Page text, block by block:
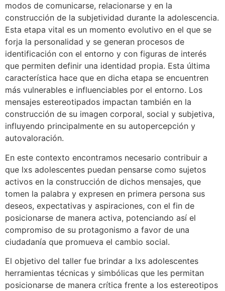
modos de comunicarse, relacionarse y en la
construcción de la subjetividad durante la adolescencia.
Esta etapa vital es un momento evolutivo en el que se
forja la personalidad y se generan procesos de
identificación con el entorno y con figuras de interés
que permiten definir una identidad propia. Esta última
característica hace que en dicha etapa se encuentren
más vulnerables e influenciables por el entorno. Los
mensajes estereotipados impactan también en la
construcción de su imagen corporal, social y subjetiva,
influyendo principalmente en su autopercepción y
autovaloración.
En este contexto encontramos necesario contribuir a
que lxs adolescentes puedan pensarse como sujetos
activos en la construcción de dichos mensajes, que
tomen la palabra y expresen en primera persona sus
deseos, expectativas y aspiraciones, con el fin de
posicionarse de manera activa, potenciando así el
compromiso de su protagonismo a favor de una
ciudadanía que promueva el cambio social.
El objetivo del taller fue brindar a lxs adolescentes
herramientas técnicas y simbólicas que les permitan
posicionarse de manera crítica frente a los estereotipos